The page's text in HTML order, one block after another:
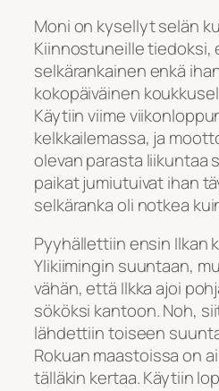
Moni on kysellyt selän
Kiinnostuneille tiedoksi,
selkärankainen enkä
kokopäiväinen
Käytiin viime
kelkkailemassa, ja
olevan parasta liikuntaa
paikat jumiutuivat ihan
selkäranka oli notkea
Pyyhällettiin ensin Ilkan
Ylikiimingin suuntaan,
vähän, että Ilkka ajoi
sököksi kantoon. Noh,
lähdettiin toiseen
Rokuan maastoissa on
tälläkin kertaa. Käytiin